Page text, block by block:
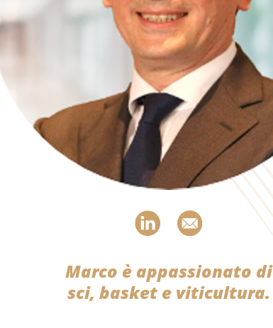
Marco è appassionato di
sci, basket e viticultura.